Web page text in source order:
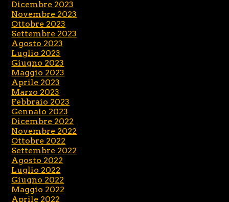
Dicembre 2023
Novembre 2023
Ottobre 2023
Settembre 2023
Agosto 2023
Luglio 2023
Giugno 2023
Maggio 2023
Aprile 2023
Marzo 2023
Febbraio 2023
Gennaio 2023
Dicembre 2022
Novembre 2022
Ottobre 2022
Settembre 2022
Agosto 2022
Luglio 2022
Giugno 2022
Maggio 2022
Aprile 2022